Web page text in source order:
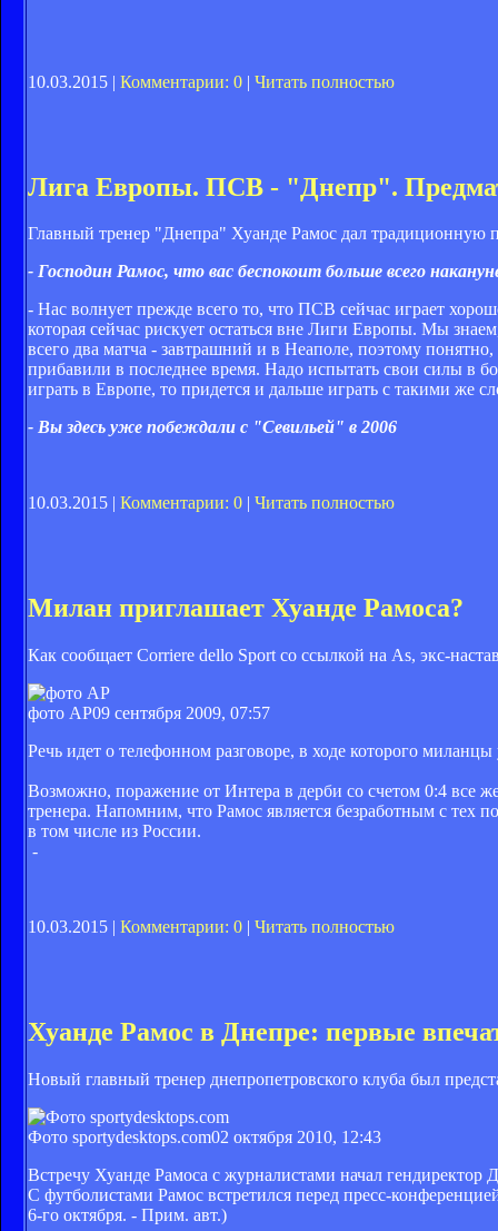
10.03.2015 | Комментарии: 0 | Читать полностью
Лига Европы. ПСВ - "Днепр".
Главный тренер "Днепра" Хуанде Рамос дал традиционную
- Господин Рамос, что вас беспокоит больше всего
- Нас волнует прежде всего то, что ПСВ сейчас играет
которая сейчас рискует остаться вне Лиги Европы. Мы
всего два матча - завтрашний и в Неаполе, поэтому
прибавили в последнее время. Надо испытать свои силы в
играть в Европе, то придется и дальше играть с такими
- Вы здесь уже побеждали с "Севильей" в 2006
10.03.2015 | Комментарии: 0 | Читать полностью
Милан приглашает Хуанде Рамоса?
Как сообщает Corriere dello Sport со ссылкой на As, экс-
фото АР09 сентября 2009, 07:57
Речь идет о телефонном разговоре, в ходе которого
Возможно, поражение от Интера в дерби со счетом 0:4 все
тренера. Напомним, что Рамос является безработным с тех
в том числе из России.
-
10.03.2015 | Комментарии: 0 | Читать полностью
Хуанде Рамос в Днепре: первые
Новый главный тренер днепропетровского клуба был
Фото sportydesktops.com02 октября 2010, 12:43
Встречу Хуанде Рамоса с журналистами начал гендиректор
С футболистами Рамос встретился перед пресс-
6-го октября. - Прим. авт.)